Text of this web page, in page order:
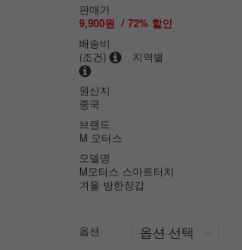
판매가
9,900원 / 72% 할인
배송비
(조건)
지역별
원산지
중국
브랜드
M 모터스
모델명
M모터스 스마트터치
겨울 방한장갑
옵션